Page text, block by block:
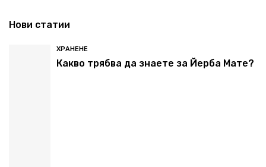
Нови статии
ХРАНЕНЕ
Какво трябва да знаете за Йерба Мате?